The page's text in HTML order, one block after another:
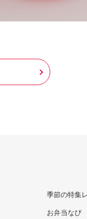
季節の特集
お弁当なび